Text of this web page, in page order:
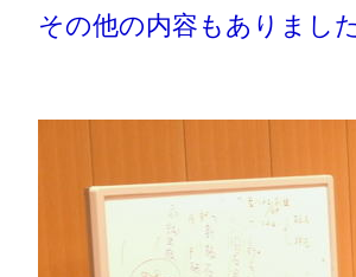
その他の内容もありまし